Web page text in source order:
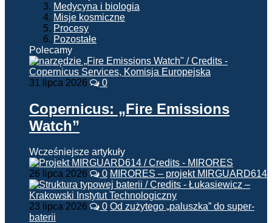
Medycyna i biologia
Misje kosmiczne
Procesy
Pozostałe
Polecamy
31 lipca 2026 0
Copernicus: „Fire Emissions
Watch”
Wcześniejsze artykuły
26 lipca 2026 0 MIRORES – projekt MIRGUARD614
23 lipca 2026 0 Od zużytego „paluszka” do super-
baterii